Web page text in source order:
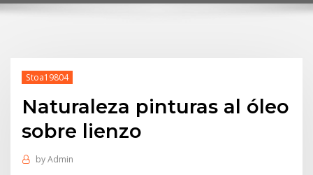
Stoa19804
Naturaleza pinturas al óleo
sobre lienzo
byAdmin